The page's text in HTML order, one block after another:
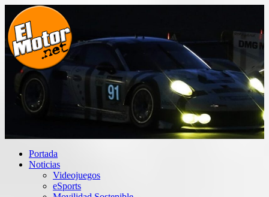
Saltar
contenido
El Motor punto Net
Información sobre novedades y pruebas de Automóviles
Portada
Noticias
Videojuegos
eSports